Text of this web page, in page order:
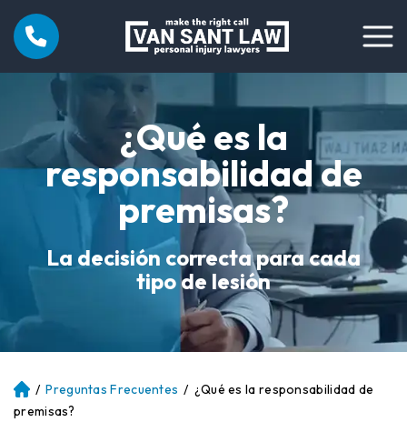
¿Qué es la
responsabilidad de
premisas?
La decisión correcta para cada
tipo de lesión
Ini
ci
/ Preguntas Frecuentes / ¿Qué es la responsabilidad de
premisas?